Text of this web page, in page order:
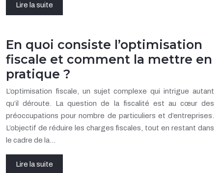
Lire la suite
En quoi consiste l’optimisation
fiscale et comment la mettre en
pratique ?
L’optimisation fiscale, un sujet complexe qui intrigue autant
qu’il déroute. La question de la fiscalité est au cœur des
préoccupations pour nombre de particuliers et d’entreprises.
L’objectif de réduire les charges fiscales, tout en restant dans
le cadre de la…
Lire la suite